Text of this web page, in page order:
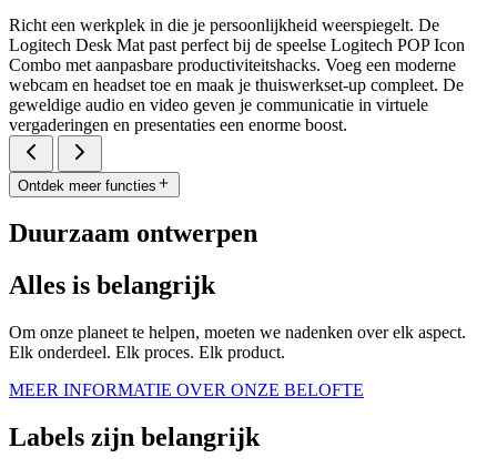
Richt een werkplek in die je persoonlijkheid weerspiegelt. De
Logitech Desk Mat past perfect bij de speelse Logitech POP Icon
Combo met aanpasbare productiviteitshacks. Voeg een moderne
webcam en headset toe en maak je thuiswerkset-up compleet. De
geweldige audio en video geven je communicatie in virtuele
vergaderingen en presentaties een enorme boost.
Ontdek meer functies
Duurzaam ontwerpen
Alles is belangrijk
Om onze planeet te helpen, moeten we nadenken over elk aspect.
Elk onderdeel. Elk proces. Elk product.
MEER INFORMATIE OVER ONZE BELOFTE
Labels zijn belangrijk